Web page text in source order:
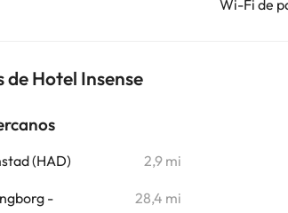
Wi-Fi de
de Hotel Insense
(HAD) 2,9 mi
-
28,4 mi